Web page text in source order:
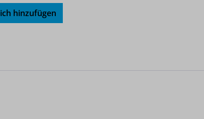
hinzufügen